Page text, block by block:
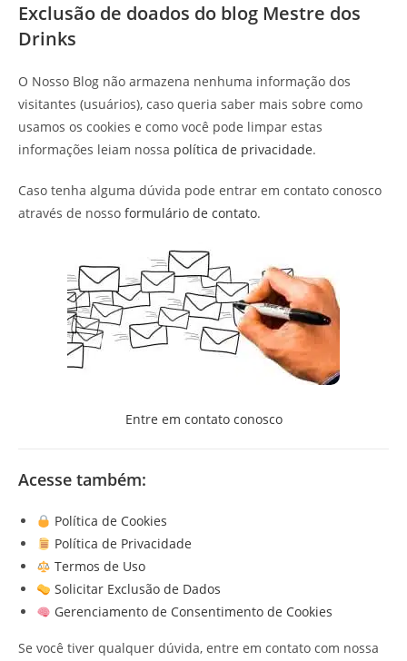
Exclusão de doados do blog Mestre dos
Drinks
O Nosso Blog não armazena nenhuma informação dos
visitantes (usuários), caso queria saber mais sobre como
usamos os cookies e como você pode limpar estas
informações leiam nossa política de privacidade.
Caso tenha alguma dúvida pode entrar em contato conosco
através de nosso formulário de contato.
Entre em contato conosco
Acesse também:
Política de Cookies
Política de Privacidade
Termos de Uso
Solicitar Exclusão de Dados
Gerenciamento de Consentimento de Cookies
Se você tiver qualquer dúvida, entre em contato com nossa